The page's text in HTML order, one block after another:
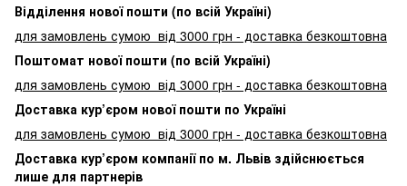
Відділення нової пошти (по всій Україні)
для замовлень сумою від 3000 грн - доставка безкоштовна
Поштомат нової пошти (по всій Україні)
для замовлень сумою від 3000 грн - доставка безкоштовна
Доставка кур’єром нової пошти по Україні
для замовлень сумою від 3000 грн - доставка безкоштовна
Доставка кур’єром компанії по м. Львів здійснюється
лише для партнерів